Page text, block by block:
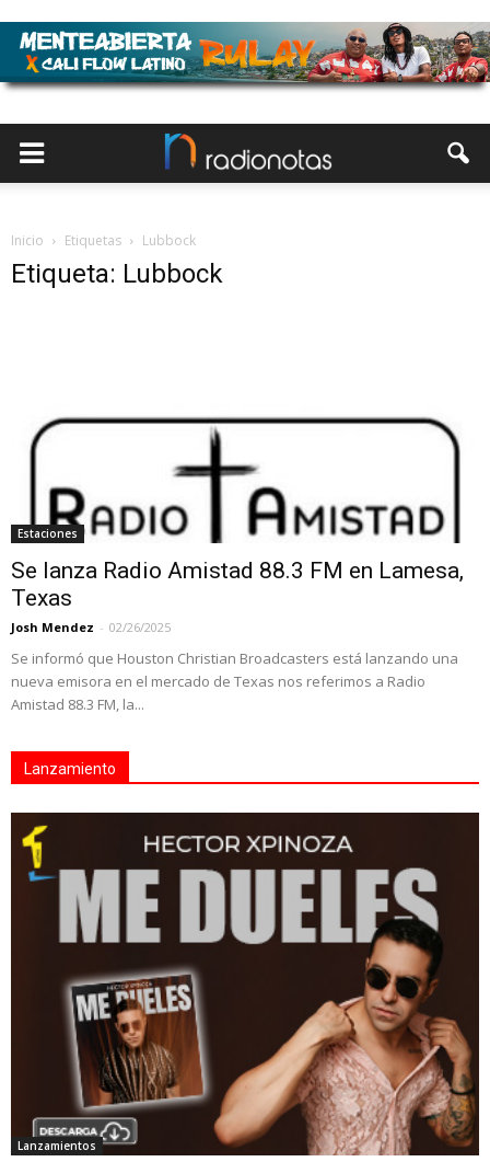
Inicio Etiquetas Lubbock
Etiqueta: Lubbock
Estaciones
Se lanza Radio Amistad 88.3 FM en Lamesa,
Texas
Josh Mendez - 02/26/2025
Se informó que Houston Christian Broadcasters está lanzando una
nueva emisora en el mercado de Texas nos referimos a Radio
Amistad 88.3 FM, la...
Lanzamiento
Lanzamientos